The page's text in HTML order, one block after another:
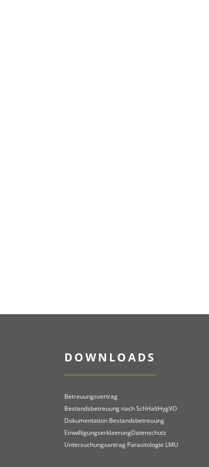
DOWNLOADS
Betreuungsvertrag
Bestandsbetreuung nach SchHaltHygVO
Dokumentation Bestandsbetreuung
EinwilligungserklaerungDatenschutz
Untersuchungsantrag Parasitologie LMU